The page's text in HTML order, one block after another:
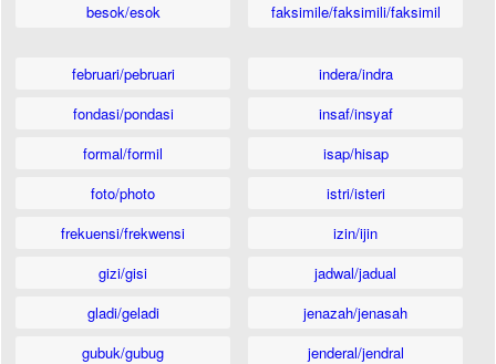
besok/esok
faksimile/faksimili/faksimil
februari/pebruari
fondasi/pondasi
formal/formil
foto/photo
frekuensi/frekwensi
gizi/gisi
gladi/geladi
gubuk/gubug
indera/indra
insaf/insyaf
isap/hisap
istri/isteri
izin/ijin
jadwal/jadual
jenazah/jenasah
jenderal/jendral